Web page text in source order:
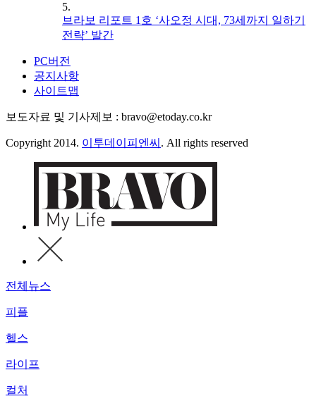
5.
브라보 리포트 1호 ‘사오정 시대, 73세까지 일하기
전략’ 발간
PC버전
공지사항
사이트맵
보도자료 및 기사제보 : bravo@etoday.co.kr
Copyright 2014. 이투데이피엔씨 . All rights reserved
전체뉴스
피플
헬스
라이프
컬처